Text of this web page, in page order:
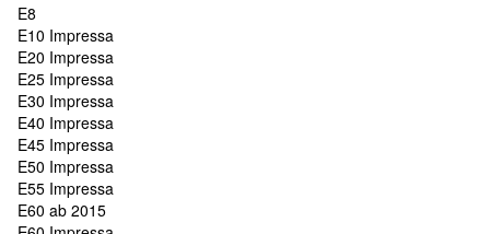
E8
E10 Impressa
E20 Impressa
E25 Impressa
E30 Impressa
E40 Impressa
E45 Impressa
E50 Impressa
E55 Impressa
E60 ab 2015